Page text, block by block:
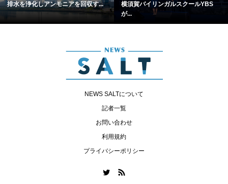
排水を浄化しアンモニアを回収す...
横須賀バイリンガルスクールYBS
が...
NEWS SALTについて
記者一覧
お問い合わせ
利用規約
プライバシーポリシー